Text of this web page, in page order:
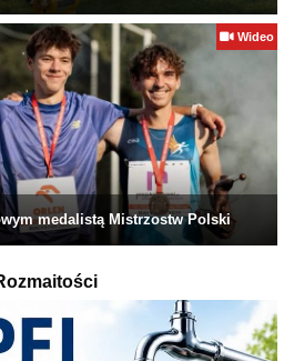
Wideo
medalistą Mistrzostw Polski